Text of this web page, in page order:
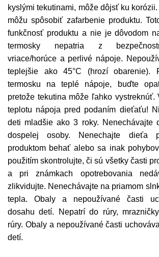
kyslými tekutinami, môže dôjsť ku
môžu spôsobiť zafarbenie produktu.
funkčnosť produktu a nie je dôvodom
termosky nepatria z
vriace/horúce a perlivé nápoje.
teplejšie ako 45°C (hrozí obarenie).
termosku na teplé nápoje, buďte
pretože tekutina môže ľahko vystreknúť.
teplotu nápoja pred podaním dieťaťu!
deti mladšie ako 3 roky. Nenechávajte
dospelej osoby. Nenechajte dieťa
produktom behať alebo sa inak
použitím skontrolujte, či sú všetky časti
a pri známkach opotrebovania
zlikvidujte. Nenechávajte na priamom
tepla. Obaly a nepoužívané časti
dosahu detí. Nepatrí do rúry,
rúry. Obaly a nepoužívané časti
detí.